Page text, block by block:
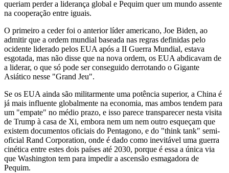
queriam perder a liderança global e Pequim quer um mundo assente
na cooperação entre iguais.
O primeiro a ceder foi o anterior líder americano, Joe Biden, ao
admitir que a ordem mundial baseada nas regras definidas pelo
ocidente liderado pelos EUA após a II Guerra Mundial, estava
esgotada, mas não disse que na nova ordem, os EUA abdicavam de
a liderar, o que só pode ser conseguido derrotando o Gigante
Asiático nesse "Grand Jeu".
Se os EUA ainda são militarmente uma potência superior, a China é
já mais influente globalmente na economia, mas ambos tendem para
um "empate" no médio prazo, e isso parece transparecer nesta visita
de Trump à casa de Xi, embora nem um nem outro esqueçam que
existem documentos oficiais do Pentagono, e do "think tank" semi-
oficial Rand Corporation, onde é dado como inevitável uma guerra
cinética entre estes dois países até 2030, porque é essa a única via
que Washington tem para impedir a ascensão esmagadora de
Pequim.